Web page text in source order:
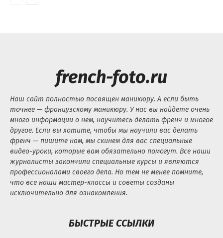
french-foto.ru
Наш сайт полностью посвящен маникюру. А если быть
точнее — французскому маникюру. У нас вы найдете очень
много информации о нем, научитесь делать френч и многое
другое. Если вы хотите, чтобы мы научили вас делать
френч — пишите нам, мы скинем для вас специальные
видео-уроки, которые вам обязательно помогут. Все наши
журналисты закончили специальные курсы и являются
профессионалами своего дела. Но тем не менее помните,
что все наши мастер-классы и советы созданы
исключительно для ознакомления.
БЫСТРЫЕ ССЫЛКИ